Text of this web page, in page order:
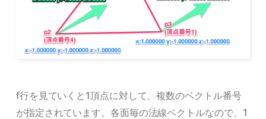
f行を見ていくと1頂点に対して、複数のベクトル番号
が指定されています。各面毎の法線ベクトルなので、1